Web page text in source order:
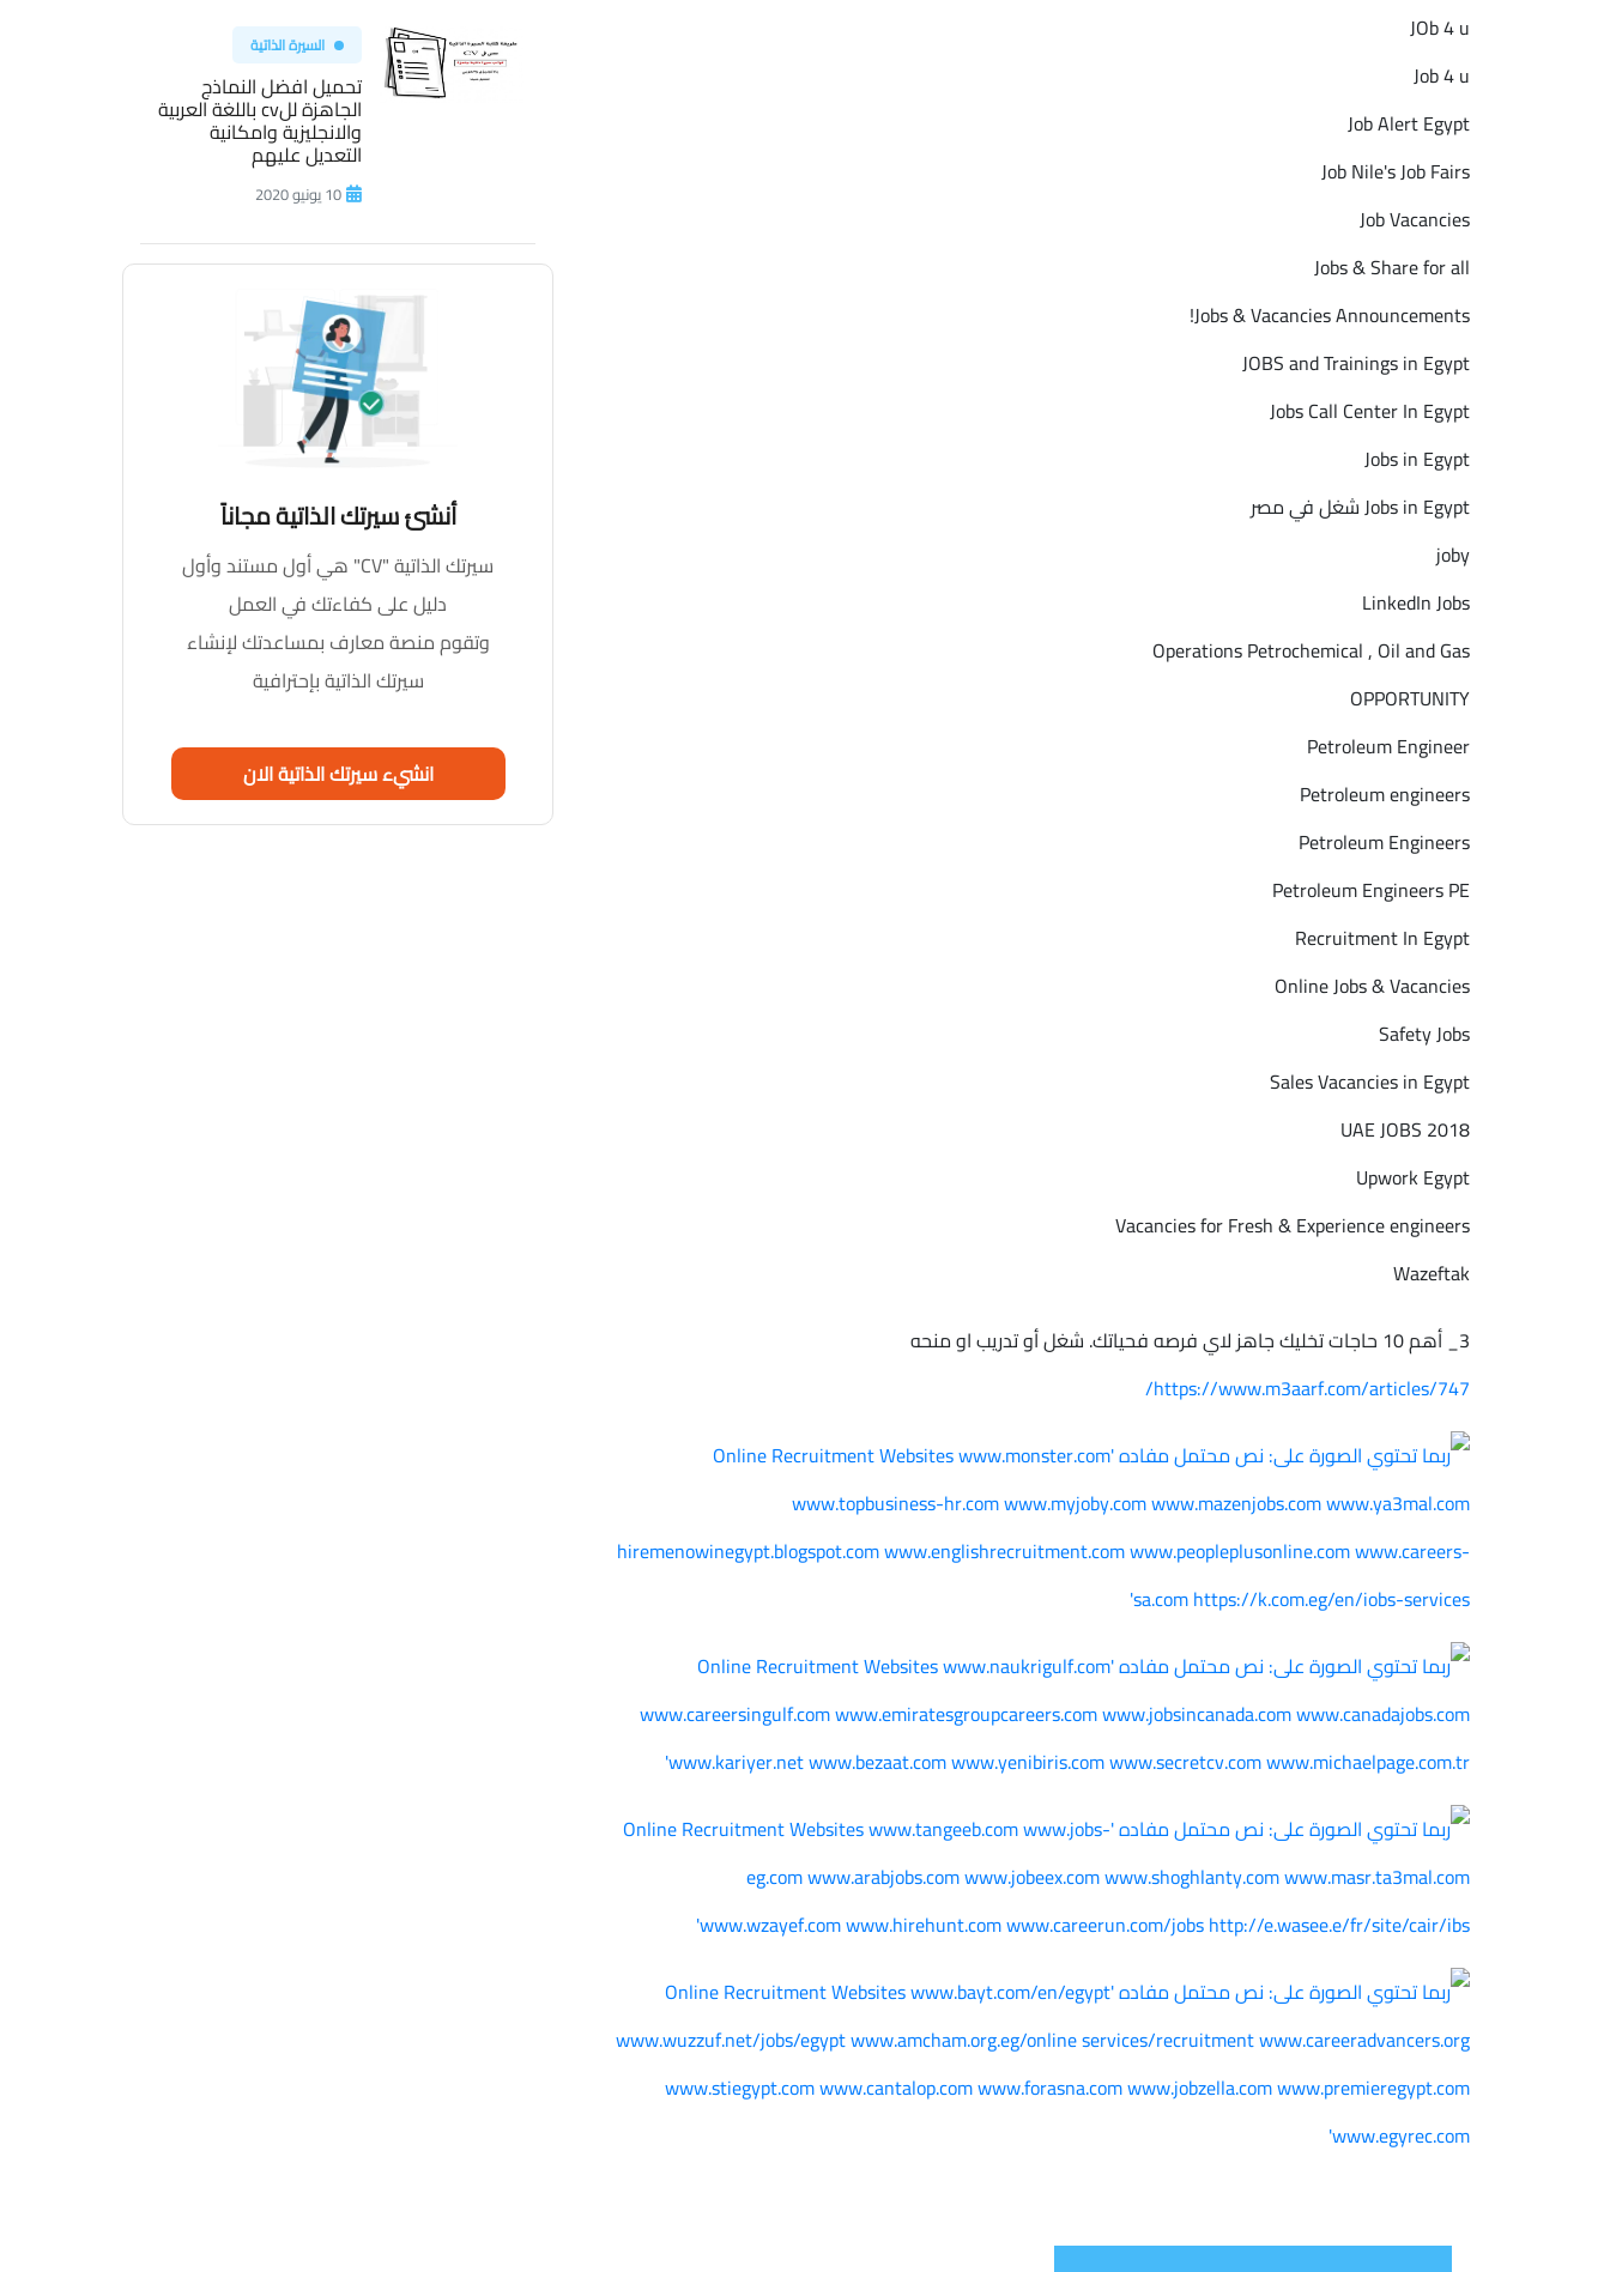
JOb 4 u
Job 4 u
Job Alert Egypt
Job Nile's Job Fairs
Job Vacancies
Jobs & Share for all
Jobs & Vacancies Announcements!
JOBS and Trainings in Egypt
Jobs Call Center In Egypt
Jobs in Egypt
‎Jobs in Egypt شغل في مصر‎
joby
LinkedIn Jobs
Operations Petrochemical , Oil and Gas
OPPORTUNITY
Petroleum Engineer
Petroleum engineers
Petroleum Engineers
Petroleum Engineers PE
Recruitment In Egypt
Online Jobs & Vacancies
Safety Jobs
Sales Vacancies in Egypt
UAE JOBS 2018
Upwork Egypt
Vacancies for Fresh & Experience engineers
Wazeftak
3_ أهم 10 حاجات تخليك جاهز لاي فرصه فحياتك. شغل أو تدريب او منحه
https://www.m3aarf.com/articles/747/
السيرة الذاتية
تحميل افضل النماذج
الجاهزة للcv باللغة العربية
والانجليزية وامكانية
التعديل عليهم
10 يونيو 2020
أنشئ سيرتك الذاتية مجاناً
سيرتك الذاتية "CV" هي أول مستند وأول
دليل على كفاءتك في العمل
وتقوم منصة معارف بمساعدتك لإنشاء
سيرتك الذاتية بإحترافية
انشيء سيرتك الذاتية الان